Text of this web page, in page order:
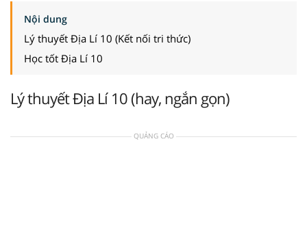
Nội dung
Lý thuyết Địa Lí 10 (Kết nối tri thức)
Học tốt Địa Lí 10
Lý thuyết Địa Lí 10 (hay, ngắn gọn)
QUẢNG CÁO